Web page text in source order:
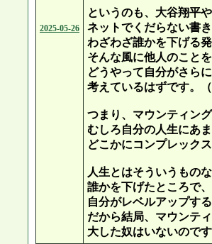
2025-05-26
というのも、大谷翔平
ネットでくだらない書
わざわざ誰かを下げる
そんな風に他人のこと
どうやって自分がさら
考えているはずです。
つまり、マウンティン
むしろ自分の人生にあ
どこかにコンプレック
人生とはそういうもの
誰かを下げたところで、
自分がレベルアップす
だから結局、マウンテ
大した奴はいないので